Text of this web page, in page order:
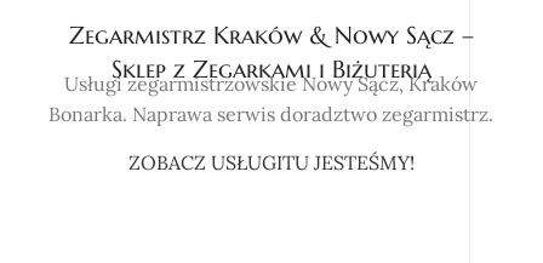
Zegarmistrz Kraków & Nowy Sącz –
Sklep z Zegarkami i Biżuterią
Usługi zegarmistrzowskie Nowy Sącz, Kraków
Bonarka. Naprawa serwis doradztwo zegarmistrz.
ZOBACZ USŁUGITU JESTEŚMY!